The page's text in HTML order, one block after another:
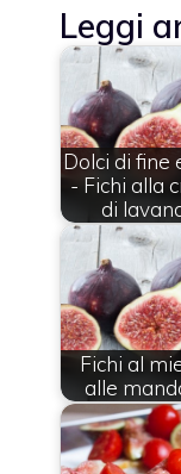
Leggi
Dolci di fine
- Fichi alla
di
Fichi al
alle